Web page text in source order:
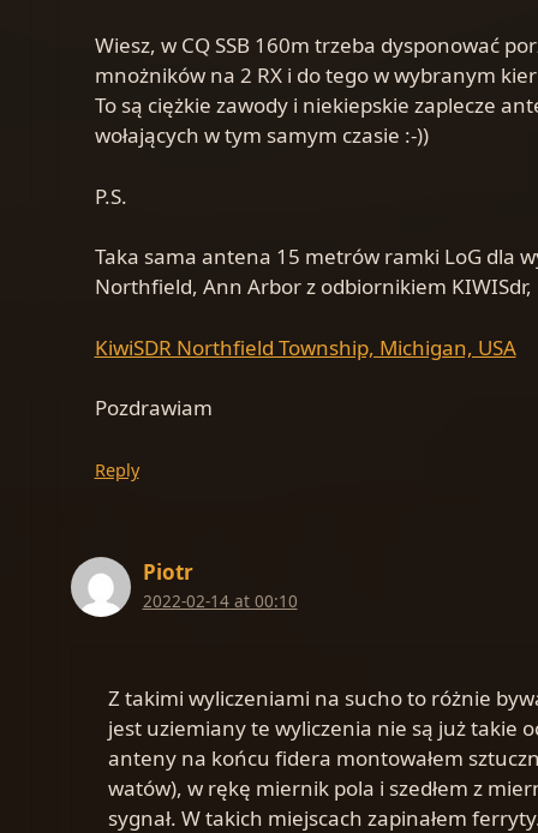
Wiesz, w CQ SSB 160m trzeba dysponować
mnożników na 2 RX i do tego w wybranym
To są ciężkie zawody i niekiepskie zaplecze
wołających w tym samym czasie :-))
P.S.
Taka sama antena 15 metrów ramki LoG dla
Northfield, Ann Arbor z odbiornikiem
KiwiSDR Northfield Township, Michigan, USA
Pozdrawiam
Reply
Piotr
2022-02-14 at 00:10
Z takimi wyliczeniami na sucho to różnie
jest uziemiany te wyliczenia nie są już takie
anteny na końcu fidera montowałem
watów), w rękę miernik pola i szedłem z
sygnał. W takich miejscach zapinałem